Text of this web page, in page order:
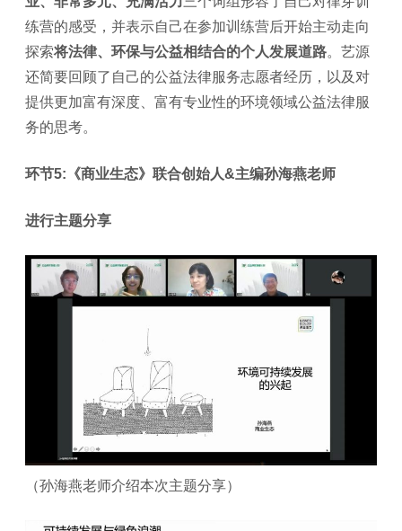
练营的感受，并表示自己在参加训练营后开始主动走向
探索将法律、环保与公益相结合的个人发展道路。艺源
还简要回顾了自己的公益法律服务志愿者经历，以及对
提供更加富有深度、富有专业性的环境领域公益法律服
务的思考。
环节5:《商业生态》联合创始人&主编孙海燕老师
进行主题分享
（孙海燕老师介绍本次主题分享）